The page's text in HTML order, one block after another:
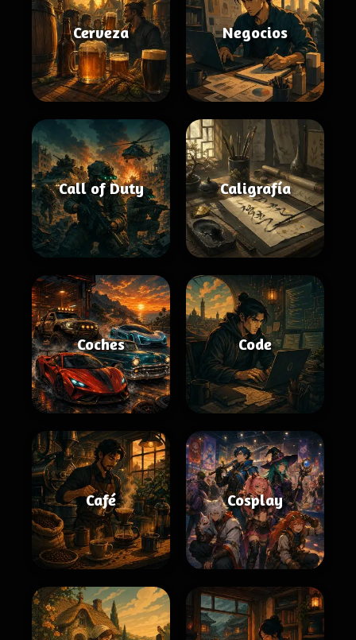
Cerveza Negocios
Call of Duty Caligrafía
Coches Code
Café Cosplay